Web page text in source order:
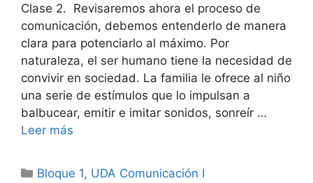
Clase 2. Revisaremos ahora el proceso de
comunicación, debemos entenderlo de manera
clara para potenciarlo al máximo. Por
naturaleza, el ser humano tiene la necesidad de
convivir en sociedad. La familia le ofrece al niño
una serie de estímulos que lo impulsan a
balbucear, emitir e imitar sonidos, sonreír …
Leer más
Categorías
Bloque 1, UDA Comunicación I